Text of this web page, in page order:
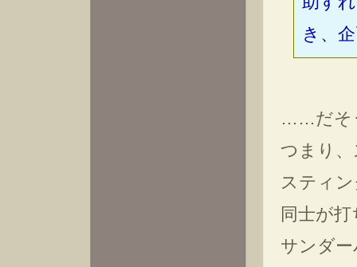
き、
……だそ
つまり
スティ
同士が
サンダ